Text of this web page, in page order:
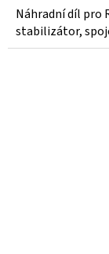
Náhradní díl pro
stabilizátor,